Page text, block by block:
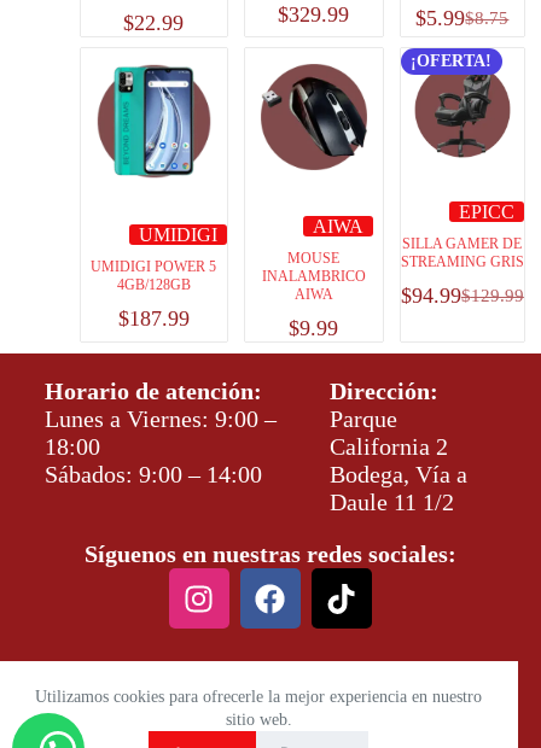
Utilizamos cookies para ofrecerle la mejor experiencia en nuestro
sitio web.
$22.99 $329.99 $8.75
$5.99
UMIDIGI
UMIDIGI POWER 5
4GB/128GB
$187.99
AIWA
MOUSE
INALAMBRICO
AIWA
$9.99
¡OFERTA!
EPICC
SILLA GAMER DE
STREAMING GRIS
$129.99
$94.99
Horario de atención:
Lunes a Viernes: 9:00 –
18:00
Sábados: 9:00 – 14:00
Dirección:
Parque
California 2
Bodega, Vía a
Daule 11 1/2
Síguenos en nuestras redes sociales: